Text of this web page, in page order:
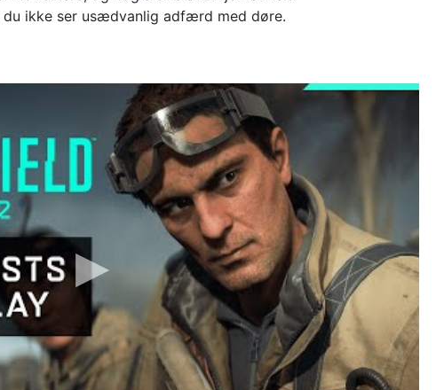
ikke ser usædvanlig adfærd med døre.